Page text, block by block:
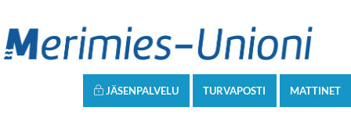
MATTINET
TURVAPOSTI
JÄSENPALVELU